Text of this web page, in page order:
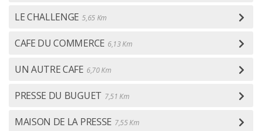
LE CHALLENGE 5,65 Km
CAFE DU COMMERCE 6,13 Km
UN AUTRE CAFE 6,70 Km
PRESSE DU BUGUET 7,51 Km
MAISON DE LA PRESSE 7,55 Km